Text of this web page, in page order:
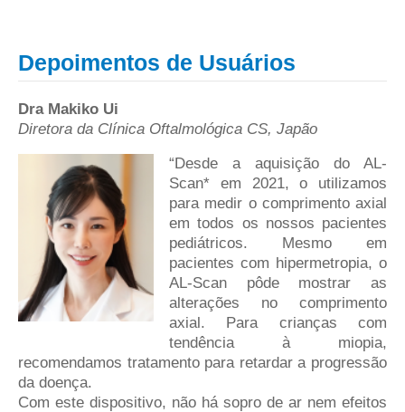
Depoimentos de Usuários
Dra Makiko Ui
Diretora da Clínica Oftalmológica CS, Japão
“Desde a aquisição do AL-
Scan* em 2021, o utilizamos
para medir o comprimento axial
em todos os nossos pacientes
pediátricos. Mesmo em
pacientes com hipermetropia, o
AL-Scan pôde mostrar as
alterações no comprimento
axial. Para crianças com
tendência à miopia,
recomendamos tratamento para retardar a progressão
da doença.
Com este dispositivo, não há sopro de ar nem efeitos